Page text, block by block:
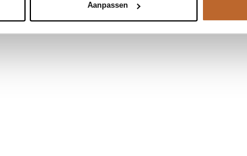
Aanpassen